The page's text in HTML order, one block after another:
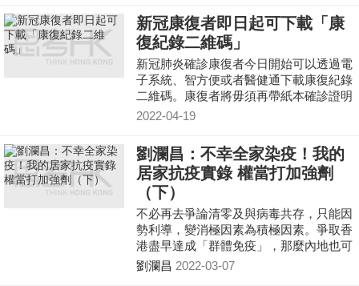
港實際的死亡率和死亡數字，較官方公佈
低，其做法還真是有點「難睇」了！
新冠康復者即日起可下載「康
復紀錄二維碼」
新冠肺炎確診康復者今日開始可以透過電
子系統、智方便或者醫健通下載康復紀錄
二維碼。康復者將毋須再帶紙本確診證明
出入各類「疫苗通行證」處所。
2022-04-19
劉瀾昌：不幸全家染疫！我的
居家抗疫實錄 權當打加強劑
（下）
不必再去爭論清零及與病毒共存，只能因
勢利導，變消極因素為積極因素。爭取香
港盡早達成「群體免疫」，那麼內地也可
以放心放寬入內地的檢疫條件。例如，打
劉瀾昌 2022-03-07